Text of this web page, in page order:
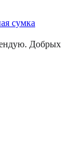
сумка
Добрых